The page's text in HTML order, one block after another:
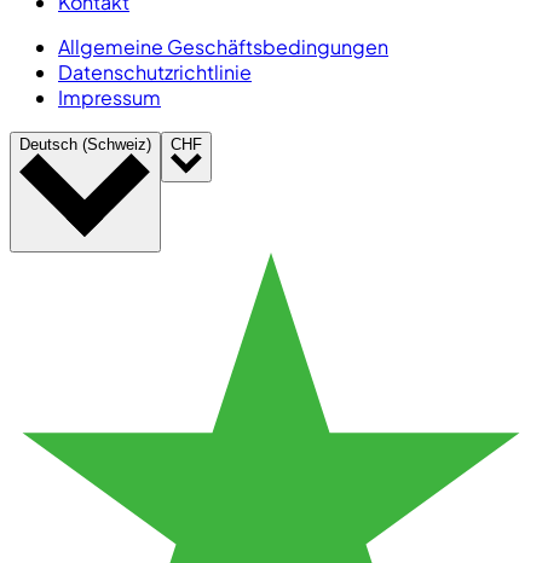
Allgemeine Geschäftsbedingungen
Datenschutzrichtlinie
Impressum
Deutsch (Schweiz) CHF